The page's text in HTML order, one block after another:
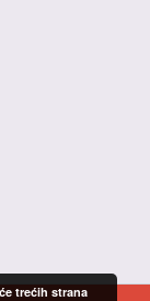
trećih strana